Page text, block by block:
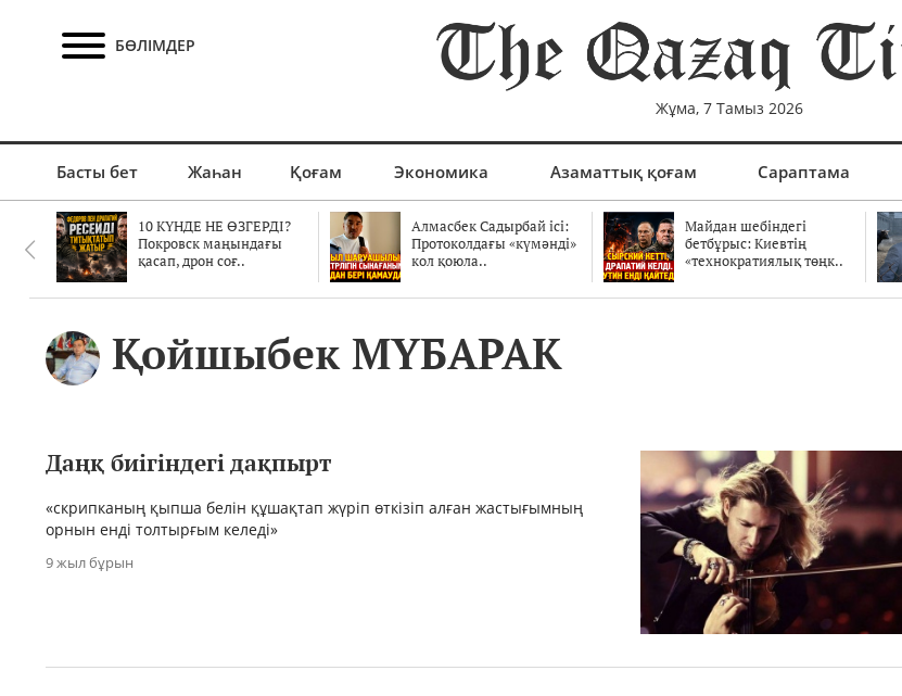
БӨЛІМДЕР
Жұма, 7 Тамыз 2026
Басты бет Жаһан Қоғам Экономика Азаматтық қоғам Сараптама
10 КҮНДЕ НЕ ӨЗГЕРДІ?
Покровск маңындағы
қасап, дрон соғ..
Алмасбек Садырбай ісі:
Протоколдағы «күмәнді»
кол қоюла..
Майдан шебіндегі
бетбұрыс: Киевтің
«технократиялық төңк..
Қойшыбек МҮБАРАК
Даңқ биігіндегі дақпырт
«скрипканың қыпша белін құшақтап жүріп өткізіп алған жастығымның
орнын енді толтырғым келеді»
9 жыл бұрын